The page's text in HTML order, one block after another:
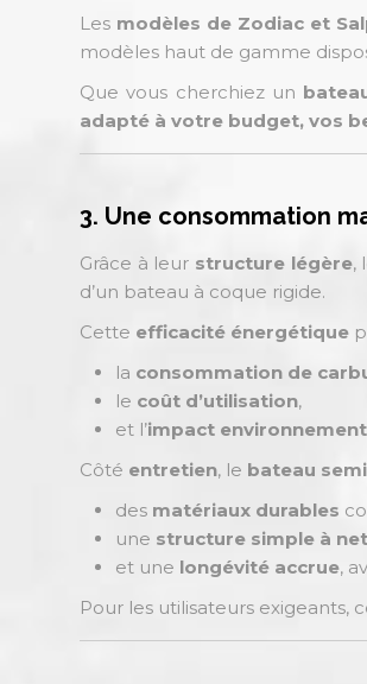
Les modèles de Zodiac et
modèles haut de gamme
Que vous cherchiez un
adapté à votre budget, vos
3. Une consommation
Grâce à leur structure légère,
d’un bateau à coque rigide.
Cette efficacité énergétique
la consommation de
le coût d’utilisation,
et l’impact
Côté entretien, le bateau
des matériaux durables
une structure simple à
et une longévité accrue,
Pour les utilisateurs exigeants,